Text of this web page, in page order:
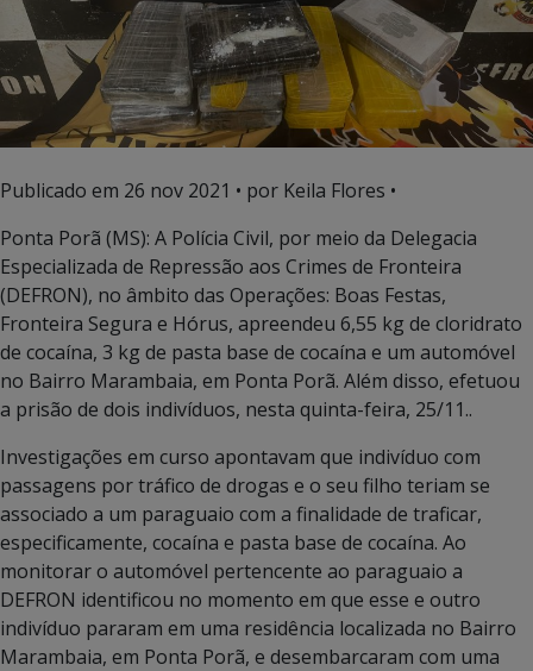
Publicado em 26 nov 2021 • por Keila Flores •
Ponta Porã (MS): A Polícia Civil, por meio da Delegacia
Especializada de Repressão aos Crimes de Fronteira
(DEFRON), no âmbito das Operações: Boas Festas,
Fronteira Segura e Hórus, apreendeu 6,55 kg de cloridrato
de cocaína, 3 kg de pasta base de cocaína e um automóvel
no Bairro Marambaia, em Ponta Porã. Além disso, efetuou
a prisão de dois indivíduos, nesta quinta-feira, 25/11..
Investigações em curso apontavam que indivíduo com
passagens por tráfico de drogas e o seu filho teriam se
associado a um paraguaio com a finalidade de traficar,
especificamente, cocaína e pasta base de cocaína. Ao
monitorar o automóvel pertencente ao paraguaio a
DEFRON identificou no momento em que esse e outro
indivíduo pararam em uma residência localizada no Bairro
Marambaia, em Ponta Porã, e desembarcaram com uma